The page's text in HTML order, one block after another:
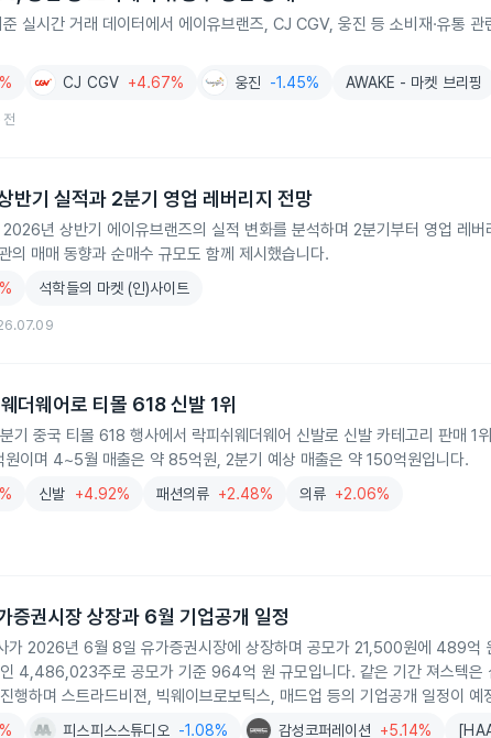
실시간 거래 데이터에서 에이유브랜즈, CJ CGV, 웅진 등 소비재·유통
CJ CGV +4.67% 웅진 -1.45% AWAKE - 마켓 브리핑
전
반기 실적과 2분기 영업 레버리지 전망
년 상반기 에이유브랜즈의 실적 변화를 분석하며 2분기부터 영업 레
의 매매 동향과 순매수 규모도 함께 제시했습니다.
석학들의 마켓 (인)사이트
더웨어로 티몰 618 신발 1위
기 중국 티몰 618 행사에서 락피쉬웨더웨어 신발로 신발 카테고리 판매 1
이며 4~5월 매출은 약 85억원, 2분기 예상 매출은 약 150억원입니다.
신발 +4.92% 패션의류 +2.48% 의류 +2.06%
증권시장 상장과 6월 기업공개 일정
가 2026년 6월 8일 유가증권시장에 상장하며 공모가 21,500원에 489억
4,486,023주로 공모가 기준 964억 원 규모입니다. 같은 기간 져스텍은
행하며 스트라드비젼, 빅웨이브로보틱스, 매드업 등의 기업공개 일정이 예
피스피스스튜디오 -1.08% 감성코퍼레이션 +5.14%